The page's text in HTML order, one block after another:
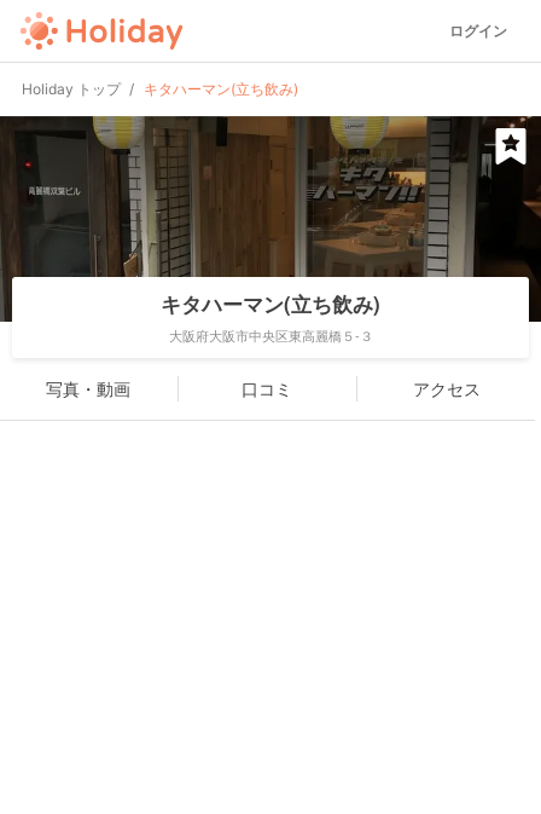
ログイン
Holiday トップ キタハーマン(立ち飲み)
キタハーマン(立ち飲み)
大阪府大阪市中央区東高麗橋５-３
写真・動画 口コミ アクセス